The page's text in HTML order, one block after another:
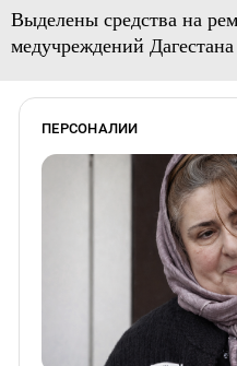
Выделены средства на
медучреждений
ПЕРСОНАЛИИ